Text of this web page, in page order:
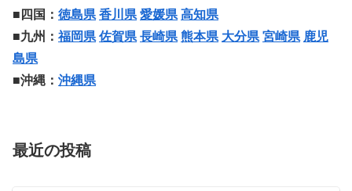
■四国： 徳島県 香川県 愛媛県 高知県
■九州： 福岡県 佐賀県 長崎県 熊本県 大分県 宮崎県 鹿児
島県
■沖縄： 沖縄県
最近の投稿